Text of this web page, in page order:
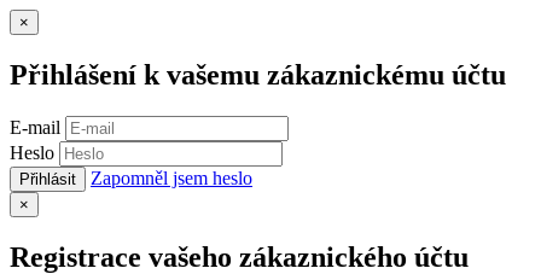
×
Přihlášení k vašemu zákaznickému účtu
E-mail
Heslo
Přihlásit Zapomněl jsem heslo
×
Registrace vašeho zákaznického účtu